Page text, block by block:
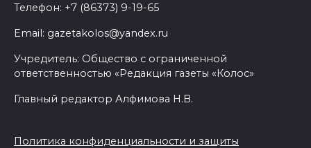
Телефон: +7 (86373) 9-19-65
Email: gazetakolos@yandex.ru
Учредитель: Общество с ограниченной
ответственностью «Редакция газеты «Колос»
Главный редактор Алфимова Н.В.
Политика конфиденциальности и защиты